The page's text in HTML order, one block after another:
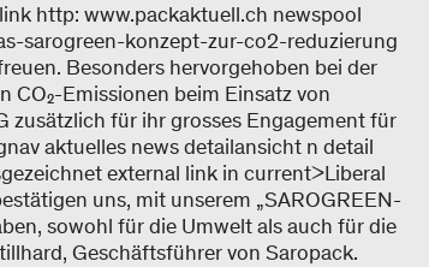
http: www.packaktuell.ch newspool
sarogreen-konzept-zur-co2-reduzierung
Besonders hervorgehoben bei der
CO₂-Emissionen beim Einsatz von
zusätzlich für ihr grosses Engagement für
aktuelles news detailansicht n detail
external link in current>Liberal
uns, mit unserem „SAROGREEN-
sowohl für die Umwelt als auch für die
Geschäftsführer von Saropack.